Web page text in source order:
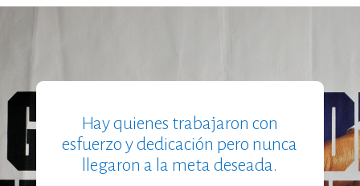
Hay quienes trabajaron con
esfuerzo y dedicación pero nunca
llegaron a la meta deseada.